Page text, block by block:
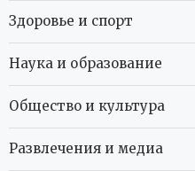
Здоровье и спорт
Наука и образование
Общество и культура
Развлечения и медиа